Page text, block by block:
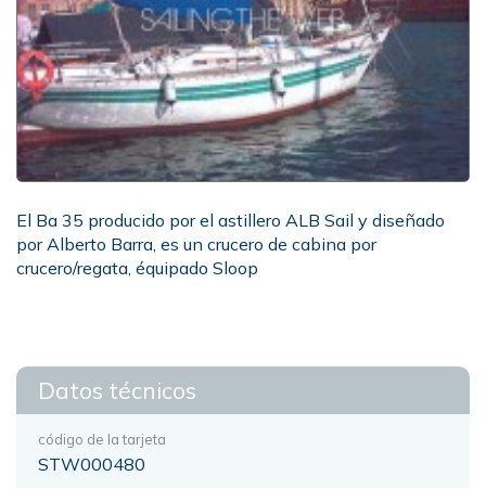
El Ba 35 producido por el astillero ALB Sail y diseñado
por Alberto Barra, es un crucero de cabina por
crucero/regata, équipado Sloop
Datos técnicos
código de la tarjeta
STW000480